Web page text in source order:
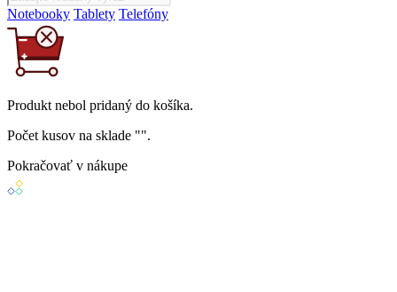
Notebooky Tablety Telefóny
Produkt nebol pridaný do košíka.
Počet kusov na sklade "".
Pokračovať v nákupe